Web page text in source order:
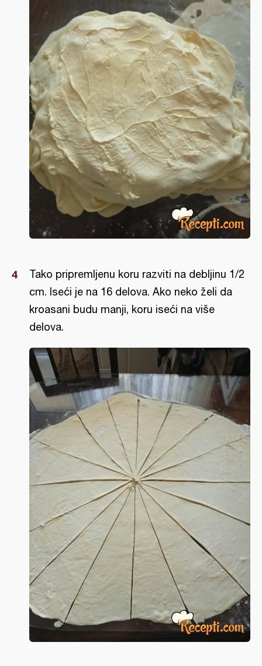
Tako pripremljenu koru razviti na debljinu 1/2
cm. Iseći je na 16 delova. Ako neko želi da
kroasani budu manji, koru iseći na više
delova.